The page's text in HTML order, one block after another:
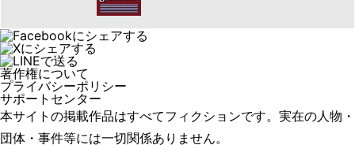
著作権について
プライバシーポリシー
サポートセンター
本サイトの掲載作品はすべてフィクションです。実在の人物・
団体・事件等には一切関係ありません。